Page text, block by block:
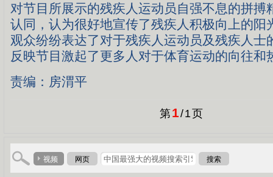
对节目所展示的残疾人运动员自强不息的拼搏
认同，认为很好地宣传了残疾人积极向上的阳
观众纷纷表达了对于残疾人运动员及残疾人士
反映节目激起了更多人对于体育运动的向往和
责编：房渭平
第1/1页
视频 网页 搜索